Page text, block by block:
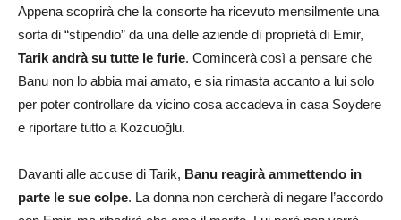
Appena scoprirà che la consorte ha ricevuto mensilmente una
sorta di “stipendio” da una delle aziende di proprietà di Emir,
Tarik andrà su tutte le furie. Comincerà così a pensare che
Banu non lo abbia mai amato, e sia rimasta accanto a lui solo
per poter controllare da vicino cosa accadeva in casa Soydere
e riportare tutto a Kozcuoğlu.
Davanti alle accuse di Tarik, Banu reagirà ammettendo in
parte le sue colpe. La donna non cercherà di negare l’accordo